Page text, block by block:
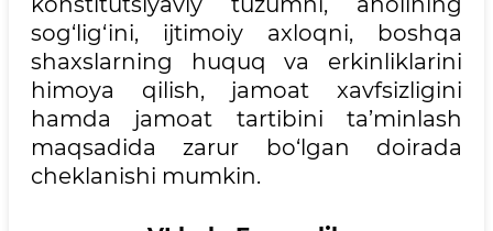
sog‘lig‘ini, ijtimoiy axloqni, boshqa
shaxslarning huquq va erkinliklarini
himoya qilish, jamoat xavfsizligini
hamda jamoat tartibini ta’minlash
maqsadida zarur bo‘lgan doirada
cheklanishi mumkin.